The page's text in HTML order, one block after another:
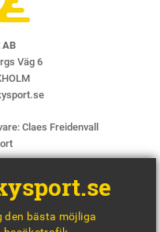
AB
Väg 6
Claes Freidenvall
den bästa möjliga